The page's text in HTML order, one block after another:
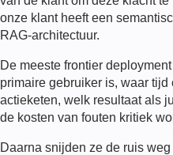
onze klant heeft een
RAG-architectuur.
De meeste frontier
primaire gebruiker is, waar
actieketen, welk resultaat als
de kosten van fouten kritiek
Daarna snijden ze de ruis